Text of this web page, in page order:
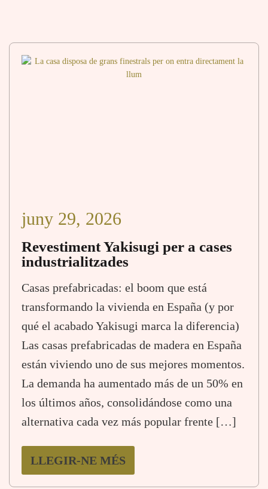
juny 29, 2026
Revestiment Yakisugi per a cases
industrialitzades
Casas prefabricadas: el boom que está
transformando la vivienda en España (y por
qué el acabado Yakisugi marca la diferencia)
Las casas prefabricadas de madera en España
están viviendo uno de sus mejores momentos.
La demanda ha aumentado más de un 50% en
los últimos años, consolidándose como una
alternativa cada vez más popular frente […]
LLEGIR-NE MÉS